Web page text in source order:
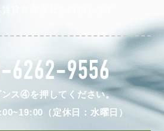
貸管理会社を目指します。
6262-9556
ス④を押してください。
（定休日：水曜日）